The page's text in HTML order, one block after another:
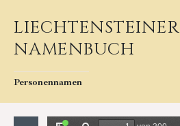
LIECHTENSTEINER
NAMENBUCH
Personennamen